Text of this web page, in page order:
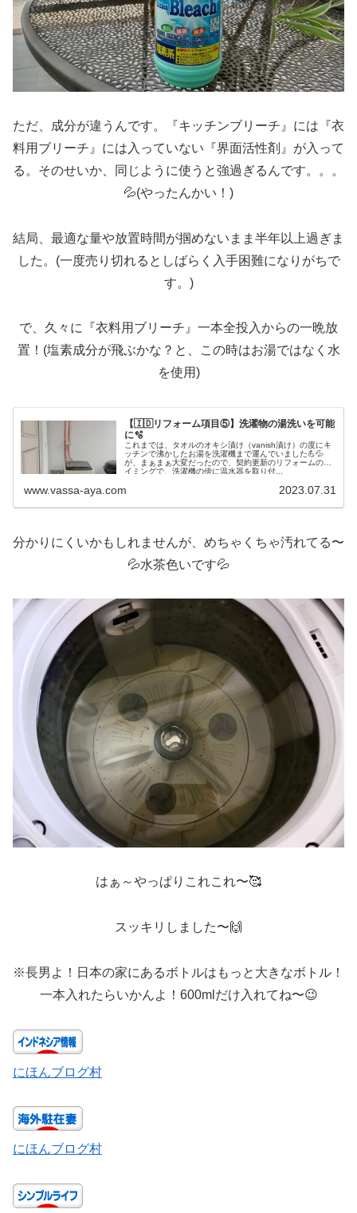
ただ、成分が違うんです。『キッチンブリーチ』には『衣
料用ブリーチ』には入っていない『界面活性剤』が入って
る。そのせいか、同じように使うと強過ぎるんです。。。
💦(やったんかい！)
結局、最適な量や放置時間が掴めないまま半年以上過ぎま
した。(一度売り切れるとしばらく入手困難になりがちで
す。)
で、久々に『衣料用ブリーチ』一本全投入からの一晩放
置！(塩素成分が飛ぶかな？と、この時はお湯ではなく水
を使用)
【🇮🇩リフォーム項目⑤】洗濯物の湯洗いを可能
に🫧
これまでは、タオルのオキシ漬け（vanish漬け）の度にキ
ッチンで沸かしたお湯を洗濯機まで運んでいました💪💦
が、まぁまぁ大変だったので、契約更新のリフォームのタ
イミングで、洗濯機の傍に温水器を取り付...
www.vassa-aya.com 2023.07.31
分かりにくいかもしれませんが、めちゃくちゃ汚れてる〜
💦水茶色いです💦
はぁ～やっぱりこれこれ〜🥰
スッキリしました〜🙌
※長男よ！日本の家にあるボトルはもっと大きなボトル！
一本入れたらいかんよ！600mlだけ入れてね〜😉
にほんブログ村
にほんブログ村